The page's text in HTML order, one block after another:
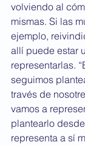
volviendo al
mismas. Si las
ejemplo,
allí puede estar
representarlas.
seguimos
través de
vamos a
plantearlo
representa a sí